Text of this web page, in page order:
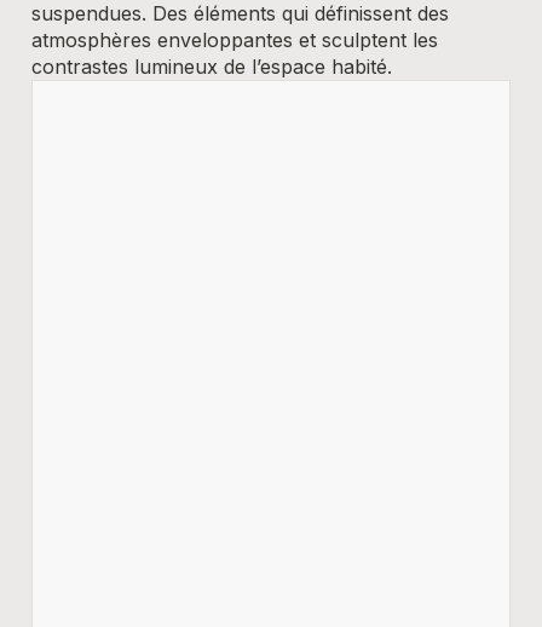
suspendues. Des éléments qui définissent des
atmosphères enveloppantes et sculptent les
contrastes lumineux de l’espace habité.